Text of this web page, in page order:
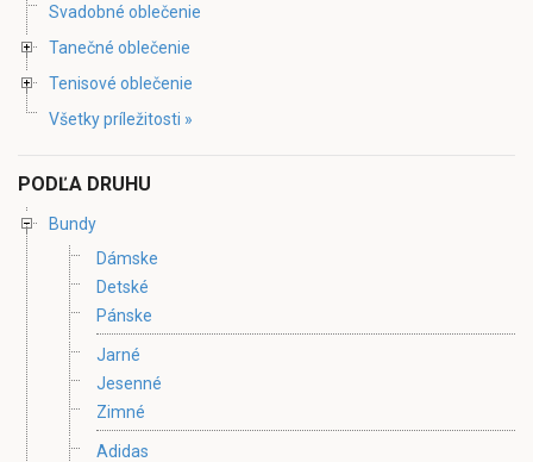
Svadobné oblečenie
Tanečné oblečenie
Tenisové oblečenie
Všetky príležitosti »
PODĽA DRUHU
Bundy
Dámske
Detské
Pánske
Jarné
Jesenné
Zimné
Adidas